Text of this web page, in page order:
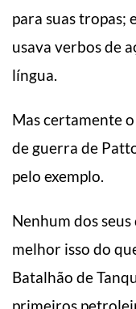
para suas tropas;
usava verbos de
língua.
Mas certamente
de guerra de
pelo exemplo.
Nenhum dos
melhor isso do
Batalhão de
primeiros